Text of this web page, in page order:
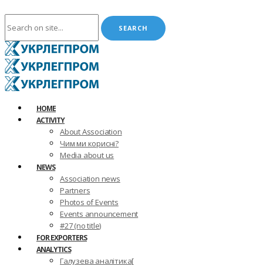
HOME
ACTIVITY
About Association
Чим ми корисні?
Media about us
NEWS
Association news
Partners
Photos of Events
Events announcement
#27 (no title)
FOR EXPORTERS
ANALYTICS
Галузева аналітика[